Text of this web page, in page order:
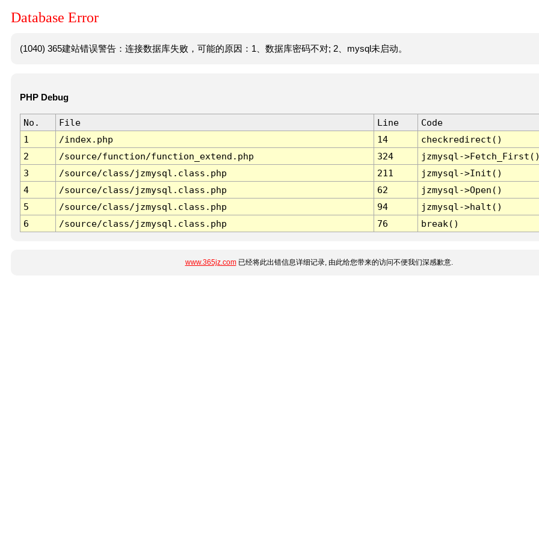
Database Error
(1040) 365建站错误警告：连接数据库失败，可能的原因：1、数据库密码不对; 2、mysql未启动。
PHP Debug
No. File Line
Code
1
/index.php 14
checkredirect()
2
/source/function/function_extend.php 324
jzmysql-
3
/source/class/jzmysql.class.php 211
jzmysql->Init()
4
/source/class/jzmysql.class.php 62
jzmysql->Open()
5
/source/class/jzmysql.class.php 94
jzmysql->halt()
6
/source/class/jzmysql.class.php 76 break()
www.365jz.com已经将此出错信息详细记录, 由此给您带来的访问不便我们深感歉意.